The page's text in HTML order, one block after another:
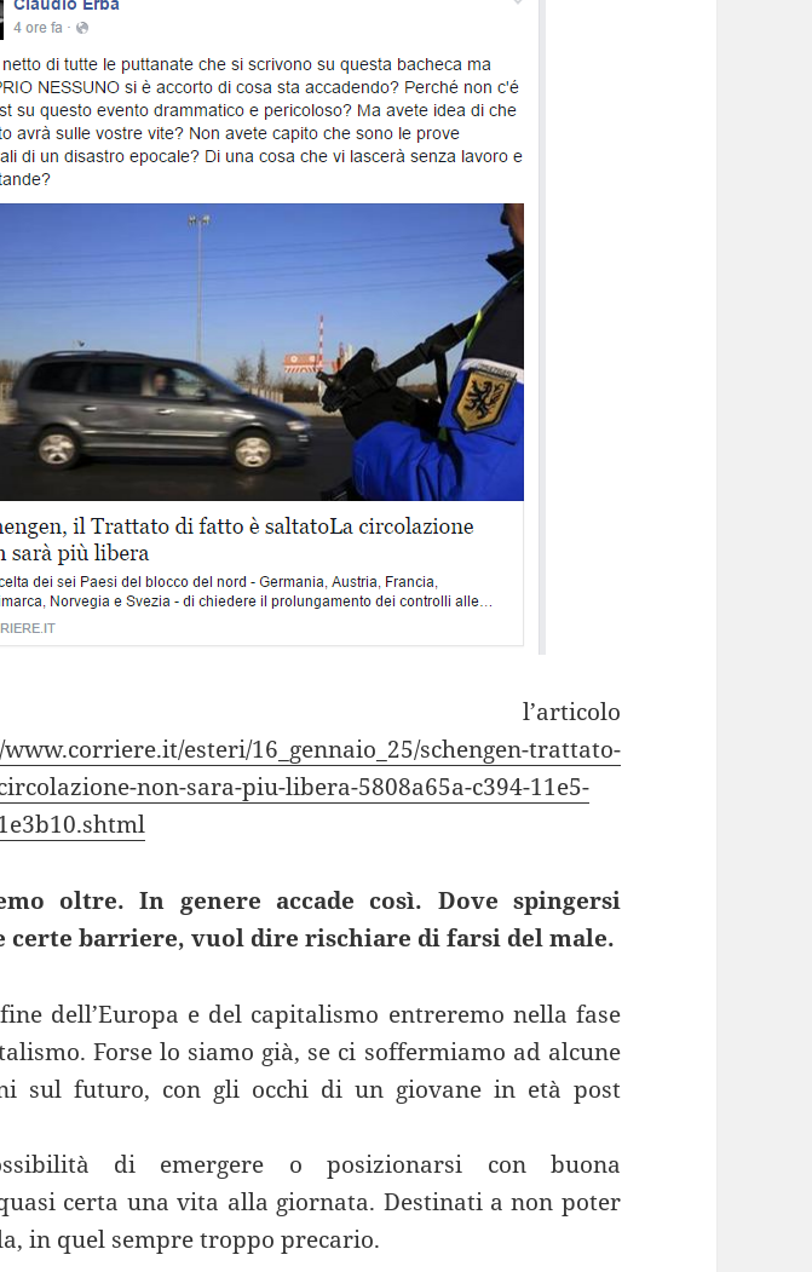
l’articolo
esteri/16_gennaio_25/schengen-trattato-
non-sara-piu-libera-5808a65a-c394-11e5-
oltre. In genere accade così. Dove spingersi
certe barriere, vuol dire rischiare di farsi del male.
dell’Europa e del capitalismo entreremo nella fase
Forse lo siamo già, se ci soffermiamo ad alcune
sul futuro, con gli occhi di un giovane in età post
di emergere o posizionarsi con buona
certa una vita alla giornata. Destinati a non poter
in quel sempre troppo precario.